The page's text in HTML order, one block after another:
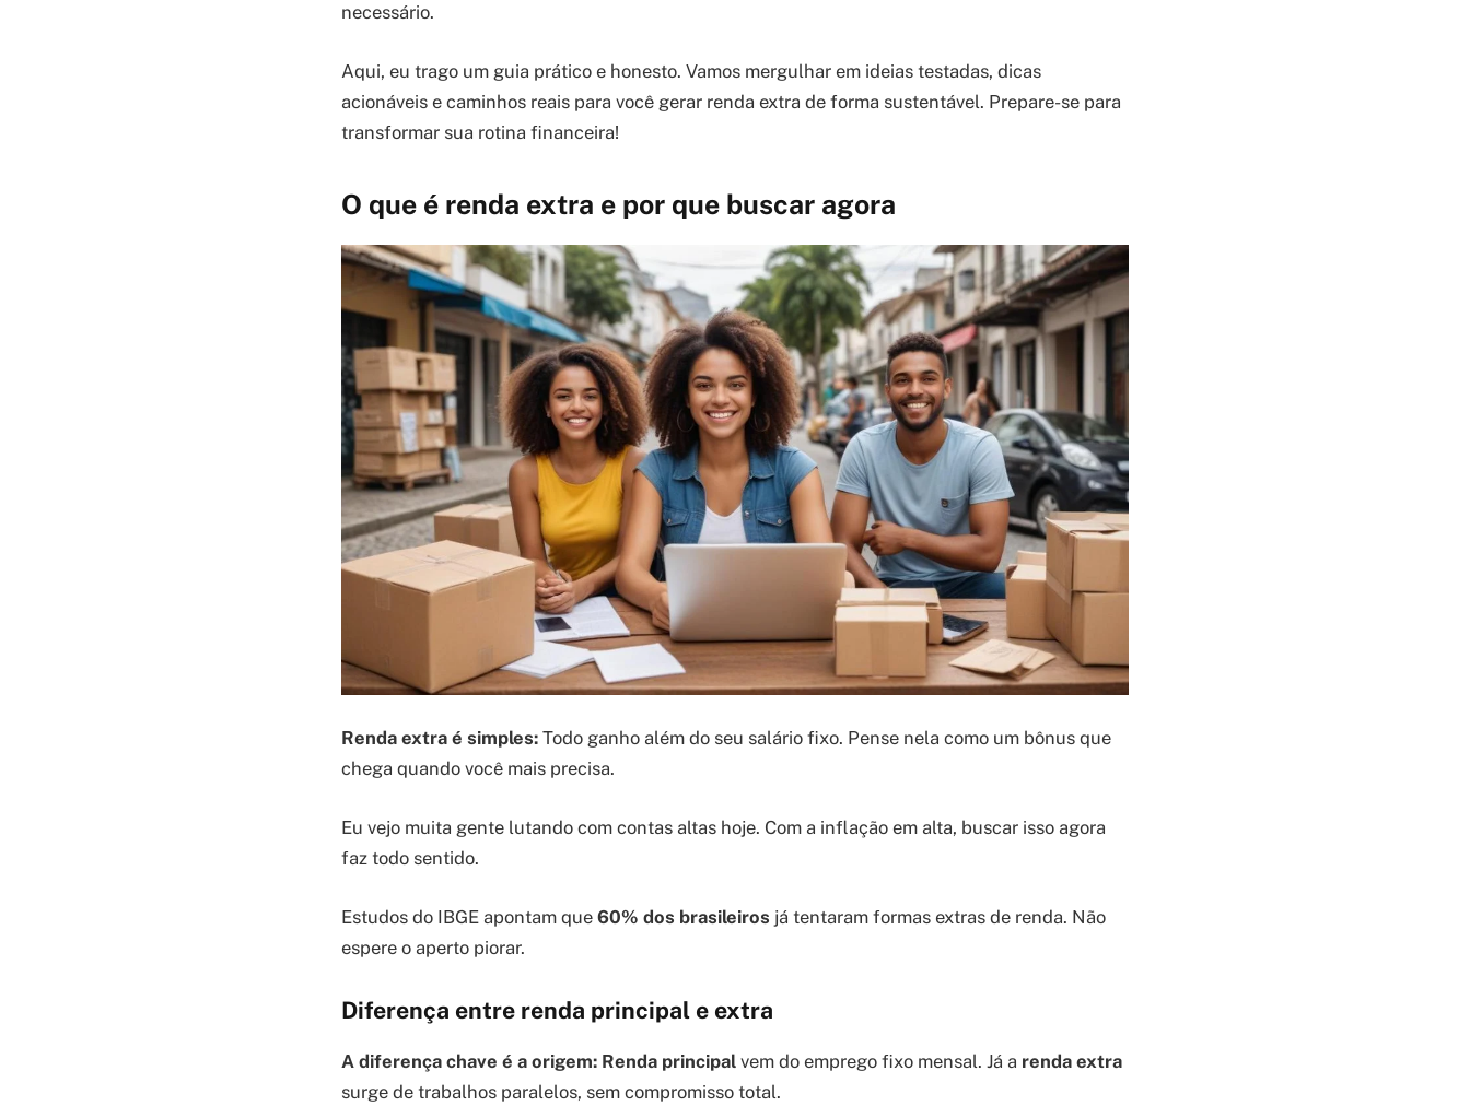
necessário.
Aqui, eu trago um guia prático e honesto. Vamos mergulhar em ideias testadas, dicas
acionáveis e caminhos reais para você gerar renda extra de forma sustentável. Prepare-se para
transformar sua rotina financeira!
O que é renda extra e por que buscar agora
Renda extra é simples: Todo ganho além do seu salário fixo. Pense nela como um bônus que
chega quando você mais precisa.
Eu vejo muita gente lutando com contas altas hoje. Com a inflação em alta, buscar isso agora
faz todo sentido.
Estudos do IBGE apontam que 60% dos brasileiros já tentaram formas extras de renda. Não
espere o aperto piorar.
Diferença entre renda principal e extra
A diferença chave é a origem: Renda principal vem do emprego fixo mensal. Já a renda extra
surge de trabalhos paralelos, sem compromisso total.